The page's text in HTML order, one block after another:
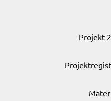
Projekt